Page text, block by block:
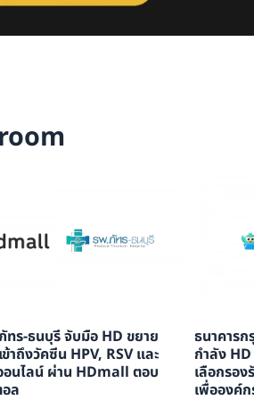
ทร-ธนบุรี จับมือ HD ขยาย
าถึงวัคซีน HPV, RSV และ
อนไลน์ ผ่าน HDmall ตอบ
ล
ธนาคาร
กำลัง
เลือกรอ
เพื่อองค์